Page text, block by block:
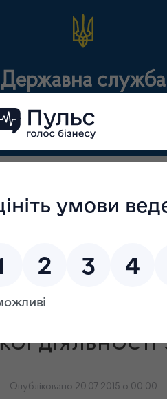
Державна служба
документи Для
нагляд
(контроль)
Ліцензійних умов провадження
діяльності
Опубліковано 20.07.2015 о 00:00